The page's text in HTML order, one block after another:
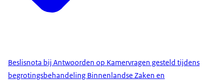
Beslisnota bij Antwoorden op Kamervragen gesteld tijdens
begrotingsbehandeling Binnenlandse Zaken en